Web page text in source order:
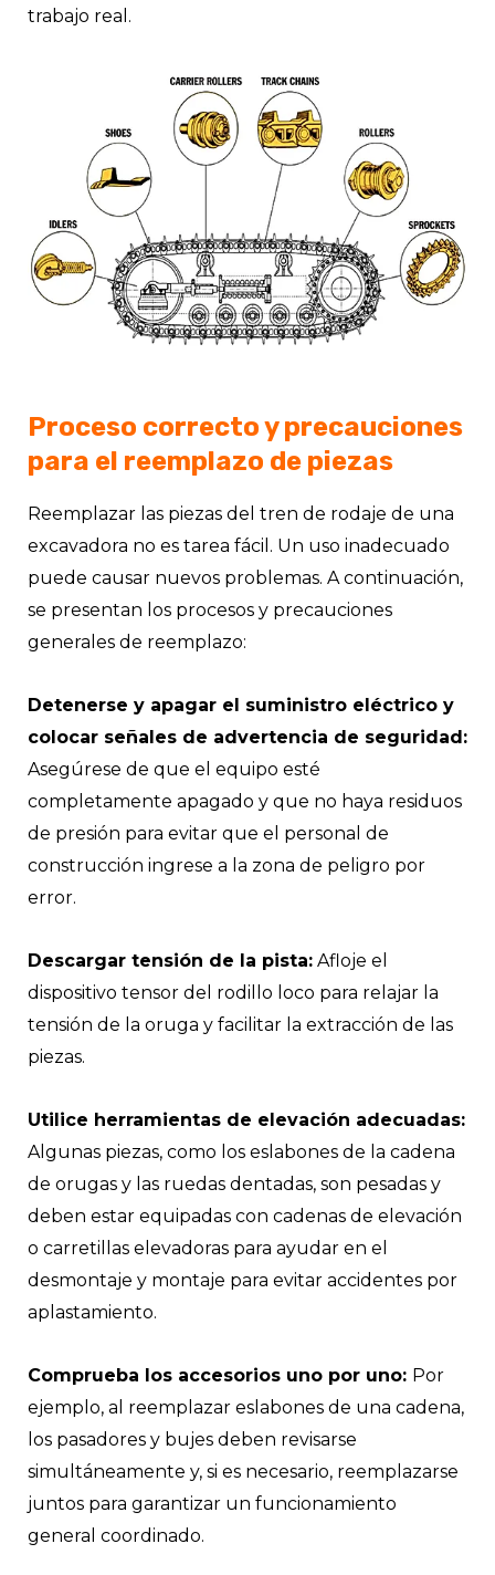
trabajo real.
Proceso correcto y precauciones
para el reemplazo de piezas
Reemplazar las piezas del tren de rodaje de una
excavadora no es tarea fácil. Un uso inadecuado
puede causar nuevos problemas. A continuación,
se presentan los procesos y precauciones
generales de reemplazo:
Detenerse y apagar el suministro eléctrico y
colocar señales de advertencia de seguridad:
Asegúrese de que el equipo esté
completamente apagado y que no haya residuos
de presión para evitar que el personal de
construcción ingrese a la zona de peligro por
error.
Descargar tensión de la pista: Afloje el
dispositivo tensor del rodillo loco para relajar la
tensión de la oruga y facilitar la extracción de las
piezas.
Utilice herramientas de elevación adecuadas:
Algunas piezas, como los eslabones de la cadena
de orugas y las ruedas dentadas, son pesadas y
deben estar equipadas con cadenas de elevación
o carretillas elevadoras para ayudar en el
desmontaje y montaje para evitar accidentes por
aplastamiento.
Comprueba los accesorios uno por uno: Por
ejemplo, al reemplazar eslabones de una cadena,
los pasadores y bujes deben revisarse
simultáneamente y, si es necesario, reemplazarse
juntos para garantizar un funcionamiento
general coordinado.